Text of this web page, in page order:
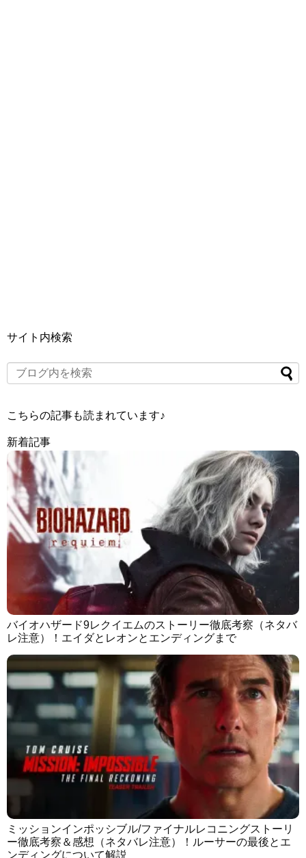
サイト内検索
こちらの記事も読まれています♪
新着記事
バイオハザード9レクイエムのストーリー徹底考察（ネタバ
レ注意）！エイダとレオンとエンディングまで
ミッションインポッシブル/ファイナルレコニングストーリ
ー徹底考察＆感想（ネタバレ注意）！ルーサーの最後とエ
ンディングについて解説